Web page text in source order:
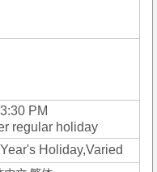
PM
regular holiday
Holiday,Varied